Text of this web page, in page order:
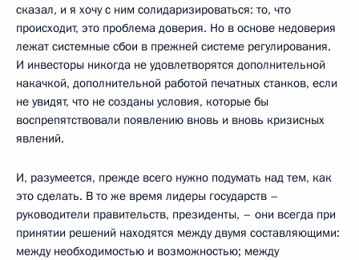
сказал, и я хочу с ним солидаризироваться: то, что
происходит, это проблема доверия. Но в основе недоверия
лежат системные сбои в прежней системе регулирования.
И инвесторы никогда не удовлетворятся дополнительной
накачкой, дополнительной работой печатных станков, если
не увидят, что не созданы условия, которые бы
воспрепятствовали появлению вновь и вновь кризисных
явлений.
И, разумеется, прежде всего нужно подумать над тем, как
это сделать. В то же время лидеры государств –
руководители правительств, президенты, – они всегда при
принятии решений находятся между двумя составляющими:
между необходимостью и возможностью; между